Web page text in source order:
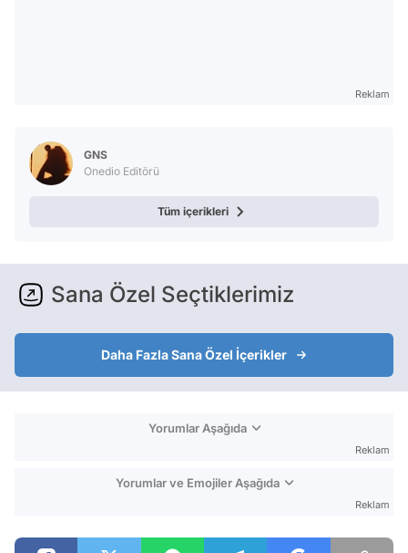
Reklam
GNS
Onedio Editörü
Tüm içerikleri
Sana Özel Seçtiklerimiz
Daha Fazla Sana Özel İçerikler
Yorumlar Aşağıda
Reklam
Yorumlar ve Emojiler Aşağıda
Reklam